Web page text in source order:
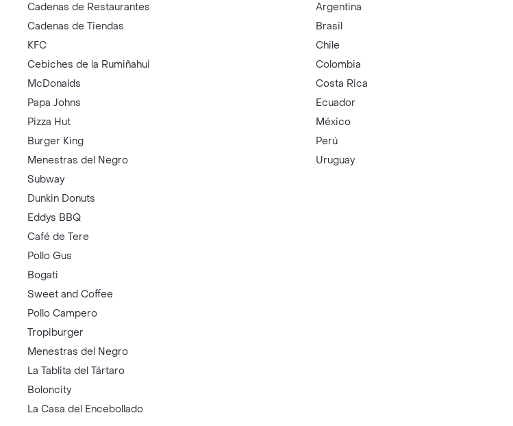
Cadenas de Restaurantes
Cadenas de Tiendas
KFC
Cebiches de la Rumiñahui
McDonalds
Papa Johns
Pizza Hut
Burger King
Menestras del Negro
Subway
Dunkin Donuts
Eddys BBQ
Café de Tere
Pollo Gus
Bogati
Sweet and Coffee
Pollo Campero
Tropiburger
Menestras del Negro
La Tablita del Tártaro
Boloncity
La Casa del Encebollado
Argentina
Brasil
Chile
Colombia
Costa Rica
Ecuador
México
Perú
Uruguay